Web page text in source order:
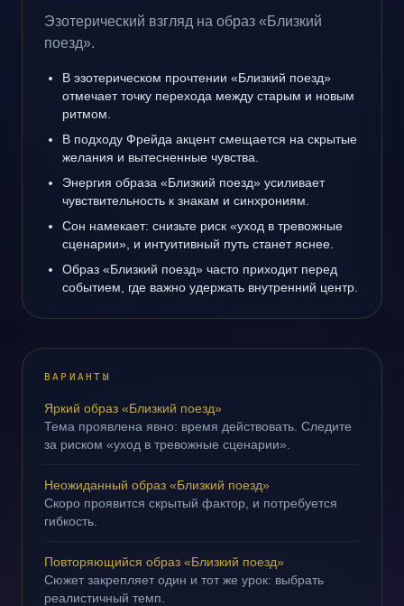
Эзотерический взгляд на образ «Близкий
поезд».
В эзотерическом прочтении «Близкий поезд»
отмечает точку перехода между старым и новым
ритмом.
В подходу Фрейда акцент смещается на скрытые
желания и вытесненные чувства.
Энергия образа «Близкий поезд» усиливает
чувствительность к знакам и синхрониям.
Сон намекает: снизьте риск «уход в тревожные
сценарии», и интуитивный путь станет яснее.
Образ «Близкий поезд» часто приходит перед
событием, где важно удержать внутренний центр.
ВАРИАНТЫ
Яркий образ «Близкий поезд»
Тема проявлена явно: время действовать. Следите
за риском «уход в тревожные сценарии».
Неожиданный образ «Близкий поезд»
Скоро проявится скрытый фактор, и потребуется
гибкость.
Повторяющийся образ «Близкий поезд»
Сюжет закрепляет один и тот же урок: выбрать
реалистичный темп.